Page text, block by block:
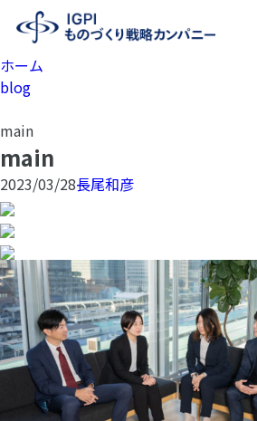
ホーム
blog
main
main
2023/03/28長尾和彦